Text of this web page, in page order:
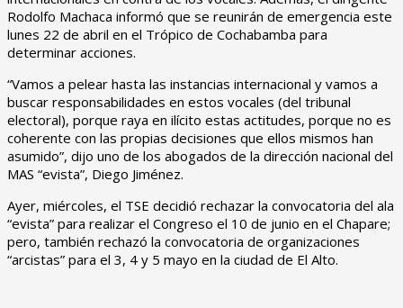
Rodolfo Machaca informó que se reunirán de emergencia este
lunes 22 de abril en el Trópico de Cochabamba para
determinar acciones.
“Vamos a pelear hasta las instancias internacional y vamos a
buscar responsabilidades en estos vocales (del tribunal
electoral), porque raya en ilícito estas actitudes, porque no es
coherente con las propias decisiones que ellos mismos han
asumido”, dijo uno de los abogados de la dirección nacional del
MAS “evista”, Diego Jiménez.
Ayer, miércoles, el TSE decidió rechazar la convocatoria del ala
“evista” para realizar el Congreso el 10 de junio en el Chapare;
pero, también rechazó la convocatoria de organizaciones
“arcistas” para el 3, 4 y 5 mayo en la ciudad de El Alto.